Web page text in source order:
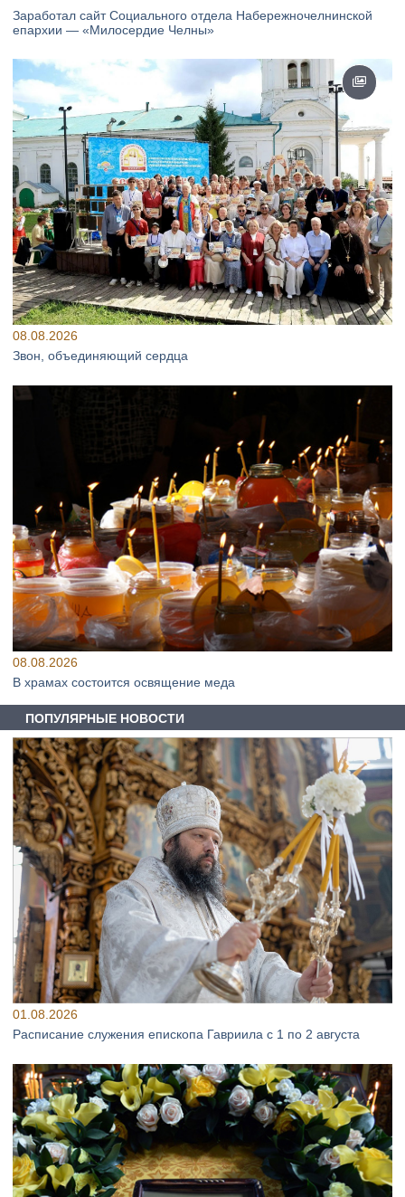
Заработал сайт Социального отдела Набережночелнинской
епархии — «Милосердие Челны»
08.08.2026
Звон, объединяющий сердца
08.08.2026
В храмах состоится освящение меда
ПОПУЛЯРНЫЕ НОВОСТИ
01.08.2026
Расписание служения епископа Гавриила с 1 по 2 августа